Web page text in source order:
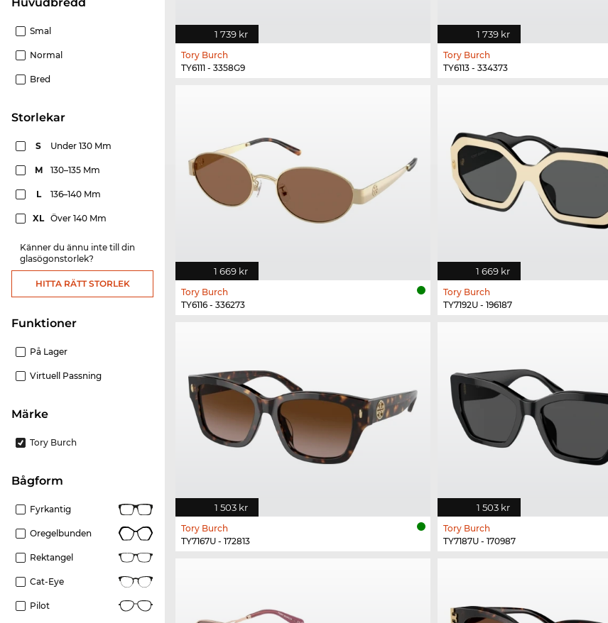
Smal
Normal
Bred
Storlekar
S Under 130 Mm
M 130–135 Mm
L 136–140 Mm
XL Över 140 Mm
Känner du ännu inte till din
glasögonstorlek?
HITTA RÄTT STORLEK
Funktioner
På Lager
Virtuell Passning
Märke
Tory Burch
bågform
Fyrkantig
Oregelbunden
Rektangel
Cat-Eye
Pilot
1 739 kr
Tory Burch
TY6111 - 3358G9
1 739 kr
Tory Burch
TY6113 - 334373
1 669 kr
Tory Burch
TY6116 - 336273
1 669 kr
Tory Burch
TY7192U - 196187
1 503 kr
Tory Burch
TY7167U - 172813
1 503 kr
Tory Burch
TY7187U - 170987